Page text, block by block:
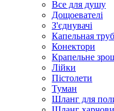
Все для душу
Дощоевателі
З'єднувачі
Капельная
Конектори
Крапельне
Лійки
Пістолети
Туман
Шланг для